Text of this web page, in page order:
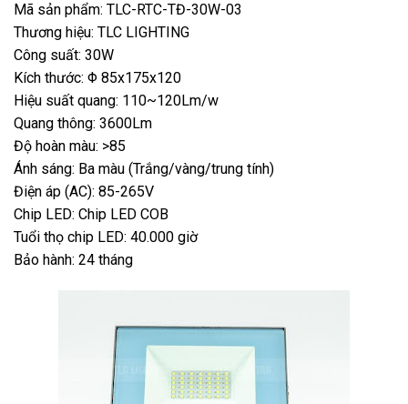
Mã sản phẩm: TLC-RTC-TĐ-30W-03
Thương hiệu: TLC LIGHTING
Công suất: 30W
Kích thước: Φ 85x175x120
Hiệu suất quang: 110~120Lm/w
Quang thông: 3600Lm
Độ hoàn màu: >85
Ánh sáng: Ba màu (Trắng/vàng/trung tính)
Điện áp (AC): 85-265V
Chip LED: Chip LED COB
Tuổi thọ chip LED: 40.000 giờ
Bảo hành: 24 tháng